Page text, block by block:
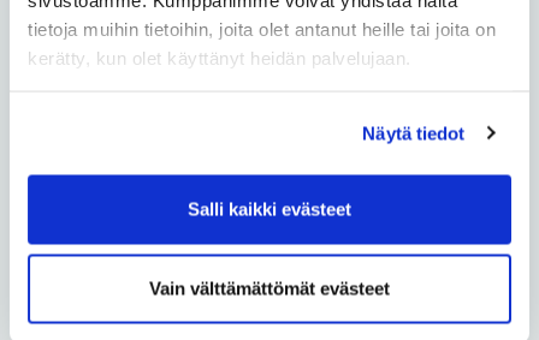
tietoja muihin tietoihin, joita olet antanut heille tai joita on
kerätty, kun olet käyttänyt heidän palvelujaan.
Näytä tiedot
Salli kaikki evästeet
Vain välttämättömät evästeet
Intiö
Kaakkuri
Karjasilta